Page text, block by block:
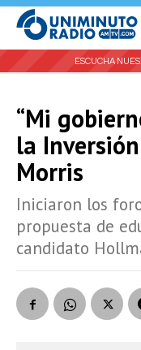
ESCUCHA
“Mi
la
Morris
Iniciaron los
propuesta de
candidato